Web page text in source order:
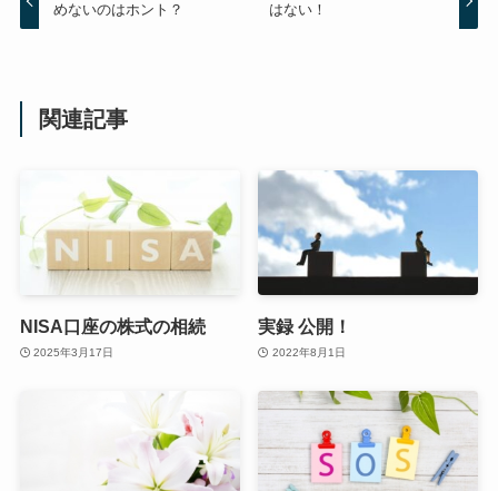
めないのはホント？
はない！
関連記事
NISA口座の株式の相続
2025年3月17日
実録 公開！
2022年8月1日